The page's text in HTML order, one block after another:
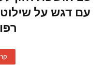
עם דגש על שילוט